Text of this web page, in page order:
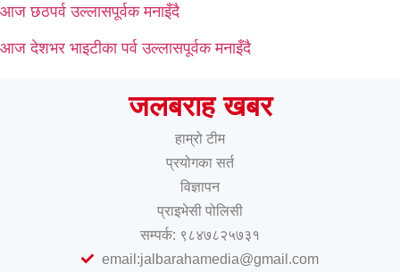
आज छठपर्व उल्लासपूर्वक मनाइँदै
आज देशभर भाइटीका पर्व उल्लासपूर्वक मनाइँदै
जलबराह खबर
हाम्रो टीम
प्रयोगका सर्त
विज्ञापन
प्राइभेसी पोलिसी
सम्पर्क: ९८४७८२५७३१
email:jalbarahamedia@gmail.com